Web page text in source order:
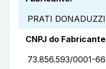
PRATI DONADUZZI
CNPJ do Fabricante
73.856.593/0001-66